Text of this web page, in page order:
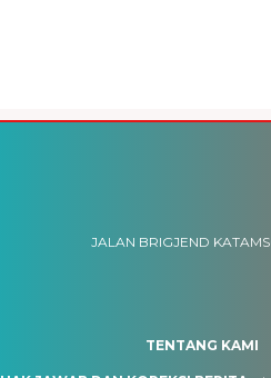
JALAN BRIGJEND
TENTANG KAMI